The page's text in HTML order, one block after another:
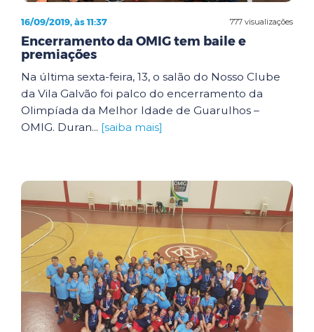
777 visualizações
16/09/2019, às 11:37
Encerramento da OMIG tem baile e
premiações
Na última sexta-feira, 13, o salão do Nosso Clube
da Vila Galvão foi palco do encerramento da
Olimpíada da Melhor Idade de Guarulhos –
OMIG. Duran... [saiba mais]